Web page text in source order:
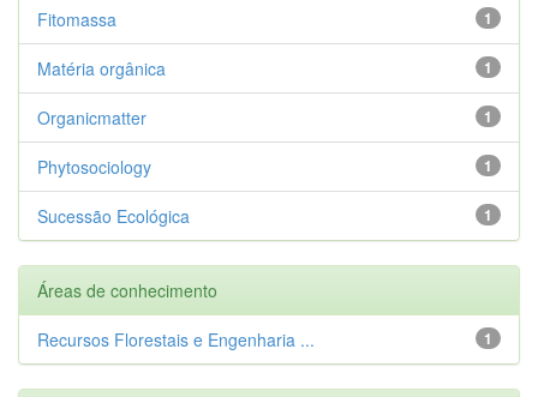
1
Fitomassa
1
Matéria orgânica
1
Organicmatter
1
Phytosociology
1
Sucessão Ecológica
Áreas de conhecimento
1
Recursos Florestais e Engenharia ...